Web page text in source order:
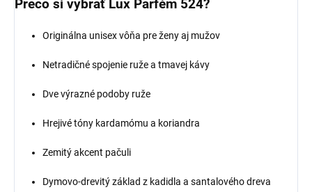
Prečo si vybrať Lux Parfém 524?
Originálna unisex vôňa pre ženy aj mužov
Netradičné spojenie ruže a tmavej kávy
Dve výrazné podoby ruže
Hrejivé tóny kardamómu a koriandra
Zemitý akcent pačuli
Dymovo-drevitý základ z kadidla a santalového dreva